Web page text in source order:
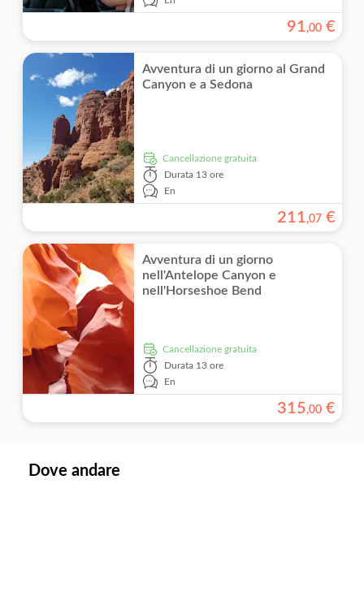
91,00 €
Avventura di un giorno al Grand
Canyon e a Sedona
Cancellazione gratuita
Durata 13 ore
En
211,07 €
Avventura di un giorno
nell'Antelope Canyon e
nell'Horseshoe Bend
Cancellazione gratuita
Durata 13 ore
En
315,00 €
Dove andare